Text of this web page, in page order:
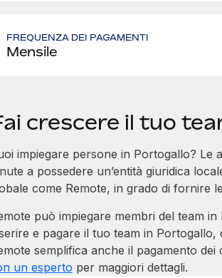
FREQUENZA DEI PAGAMENTI
Mensile
crescere il tuo
impiegare persone in Portogallo? Le
a possedere un’entità giuridica
come Remote, in grado di fornire
può impiegare membri del team
e pagare il tuo team in
semplifica anche il pagamento
un esperto per maggiori dettagli.